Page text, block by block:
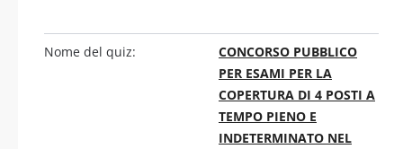
Nome del quiz:
CONCORSO PUBBLICO
PER ESAMI PER LA
COPERTURA DI 4 POSTI A
TEMPO PIENO E
INDETERMINATO NEL